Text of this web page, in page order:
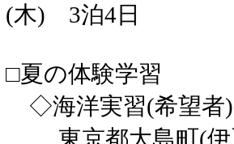
(木) 3泊4日
□夏の体験学習
◇海洋実習(希望者)
東京都大島町(伊